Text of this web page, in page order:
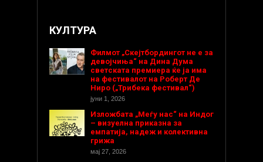
КУЛТУРА
Филмот „Скејтбордингот не е за
девојчиња“ на Дина Дума
светската премиера ќе ја има
на фестивалот на Роберт Де
Ниро („Трибека фестивал“)
јуни 1, 2026
Изложбата „Меѓу нас“ на Индог
– визуелна приказна за
емпатија, надеж и колективна
грижа
мај 27, 2026